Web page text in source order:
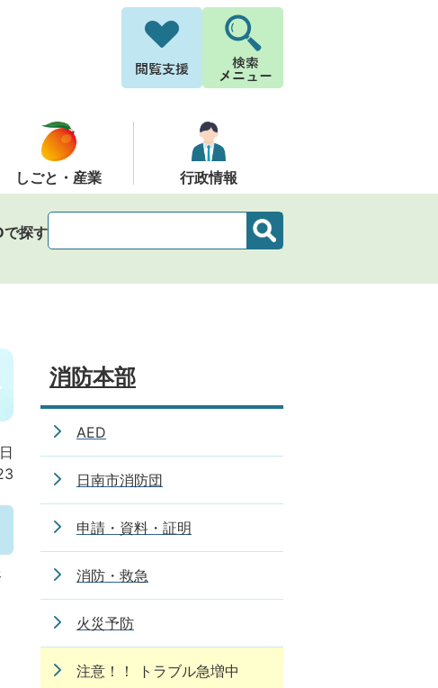
しごと・産業 行政情報
で探す
消防本部
AED
日南市消防団
申請・資料・証明
消防・救急
火災予防
注意！！ トラブル急増中